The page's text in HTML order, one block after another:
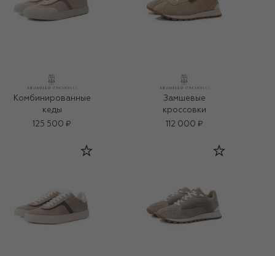
Комбинированные
кеды
125 500 ₽
Замшевые
кроссовки
112 000 ₽